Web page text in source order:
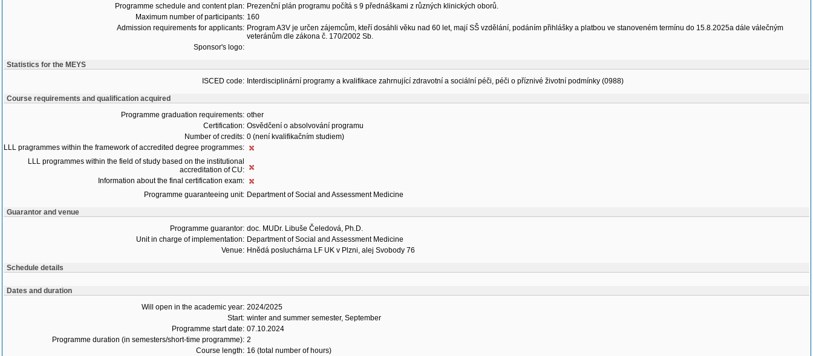
Programme schedule and content plan: Prezenční plán programu počítá s 9 přednáškami z různých klinických oborů.
Maximum number of participants: 160
Admission requirements for applicants: Program A3V je určen zájemcům, kteří dosáhli věku nad 60 let, mají SŠ vzdělání, podáním přihlášky a platbou ve stanoveném termínu do 15.8.2025a dále válečným
veteránům dle zákona č. 170/2002 Sb.
Sponsor's logo:
Statistics for the MEYS
ISCED code: Interdisciplinární programy a kvalifikace zahrnující zdravotní a sociální péči, péči o příznivé životní podmínky (0988)
Course requirements and qualification acquired
Programme graduation requirements: other
Certification: Osvědčení o absolvování programu
Number of credits: 0 (není kvalifikačním studiem)
LLL pragrammes within the framework of accredited degree programmes:
LLL programmes within the field of study based on the institutional
accreditation of CU:
Information about the final certification exam:
Programme guaranteeing unit: Department of Social and Assessment Medicine
Guarantor and venue
Programme guarantor: doc. MUDr. Libuše Čeledová, Ph.D.
Unit in charge of implementation: Department of Social and Assessment Medicine
Venue: Hnědá posluchárna LF UK v Plzni, alej Svobody 76
Schedule details
Dates and duration
Will open in the academic year: 2024/2025
Start: winter and summer semester, September
Programme start date: 07.10.2024
Programme duration (in semesters/short-time programme): 2
Course length: 16 (total number of hours)